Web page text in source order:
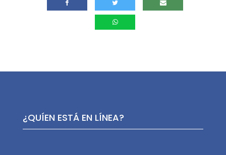
¿QUÍEN ESTÁ EN LÍNEA?